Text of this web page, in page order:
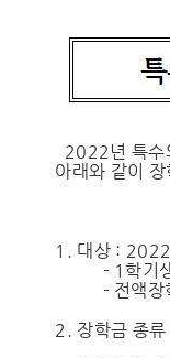
2022년 특수
아래와 같이
-
1. 대상 : 2022
- 1학기생,
- 전액장학
2. 장학금 종